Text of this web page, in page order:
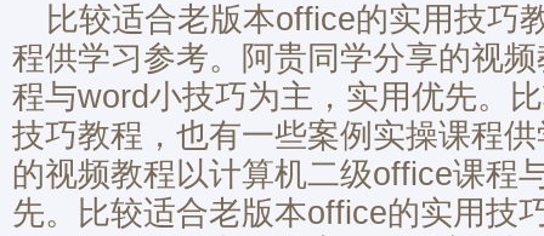
比较适合老版本office的实用技巧
程供学习参考。阿贵同学分享的视
程与word小技巧为主，实用优先。
技巧教程，也有一些案例实操课程
的视频教程以计算机二级office课程
先。比较适合老版本office的实用技